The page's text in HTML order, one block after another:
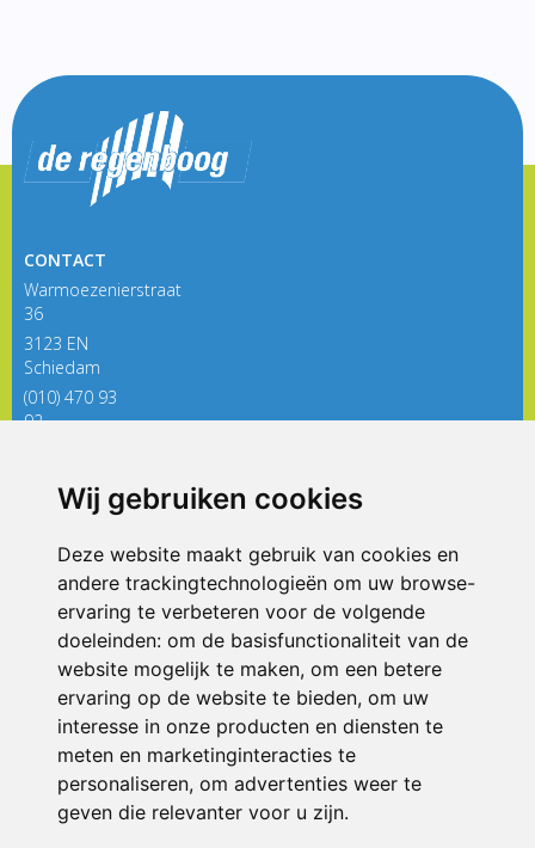
Wij gebruiken cookies
Deze website maakt gebruik van cookies en
andere trackingtechnologieën om uw browse-
ervaring te verbeteren voor de volgende
doeleinden: om de basisfunctionaliteit van de
website mogelijk te maken, om een betere
ervaring op de website te bieden, om uw
interesse in onze producten en diensten te
meten en marketinginteracties te
personaliseren, om advertenties weer te
geven die relevanter voor u zijn.
CONTACT
Warmoezenierstraat
36
3123 EN
Schiedam
(010) 470 93
92
ONDERDEEL VAN
© 2026 De Regenboog | Alle rechten voorbehouden
Privacy policy|Disclaimer| Klachtenregeling|RSIN en Anbi
voorkeuren